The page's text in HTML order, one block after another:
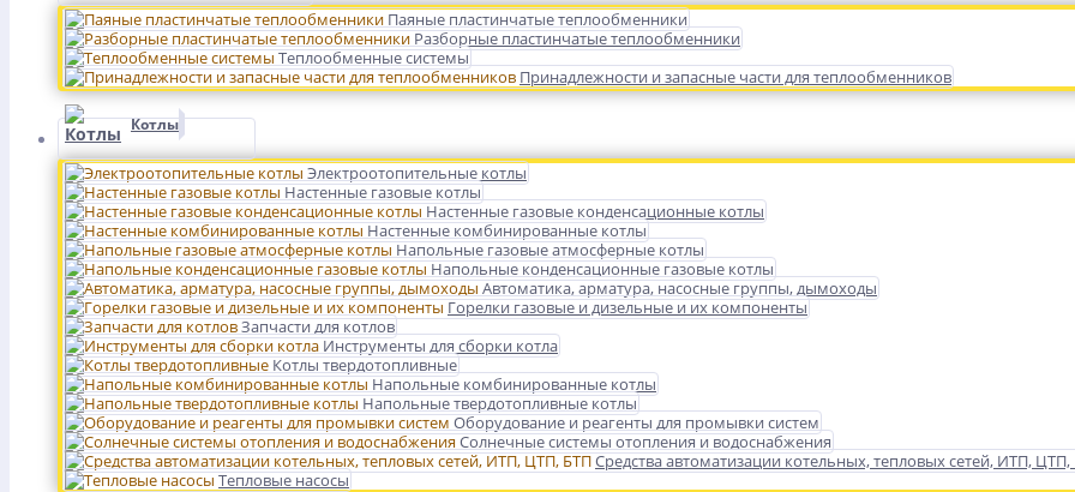
Паяные пластинчатые теплообменники
Разборные пластинчатые теплообменники
Теплообменные системы
Принадлежности и запасные части для теплообменников
Котлы
Электроотопительные котлы
Настенные газовые котлы
Настенные газовые конденсационные котлы
Настенные комбинированные котлы
Напольные газовые атмосферные котлы
Напольные конденсационные газовые котлы
Автоматика, арматура, насосные группы, дымоходы
Горелки газовые и дизельные и их компоненты
Запчасти для котлов
Инструменты для сборки котла
Котлы твердотопливные
Напольные комбинированные котлы
Напольные твердотопливные котлы
Оборудование и реагенты для промывки систем
Солнечные системы отопления и водоснабжения
Средства автоматизации котельных, тепловых сетей, ИТП,
Тепловые насосы